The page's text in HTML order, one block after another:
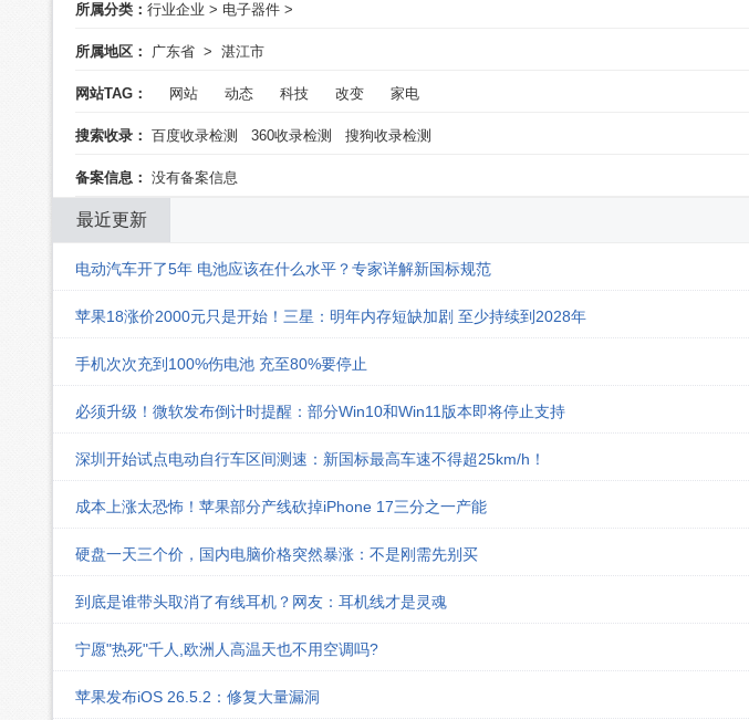
所属分类： 行业企业 > 电子器件 >
所属地区： 广东省 > 湛江市
网站TAG： 网站 动态 科技 改变 家电
搜索收录： 百度收录检测 360收录检测 搜狗收录检测
备案信息： 没有备案信息
最近更新
电动汽车开了5年 电池应该在什么水平？专家详解新国标规范
苹果18涨价2000元只是开始！三星：明年内存短缺加剧 至少持续到2028年
手机次次充到100%伤电池 充至80%要停止
必须升级！微软发布倒计时提醒：部分Win10和Win11版本即将停止支持
深圳开始试点电动自行车区间测速：新国标最高车速不得超25km/h！
成本上涨太恐怖！苹果部分产线砍掉iPhone 17三分之一产能
硬盘一天三个价，国内电脑价格突然暴涨：不是刚需先别买
到底是谁带头取消了有线耳机？网友：耳机线才是灵魂
宁愿"热死"千人,欧洲人高温天也不用空调吗?
苹果发布iOS 26.5.2：修复大量漏洞